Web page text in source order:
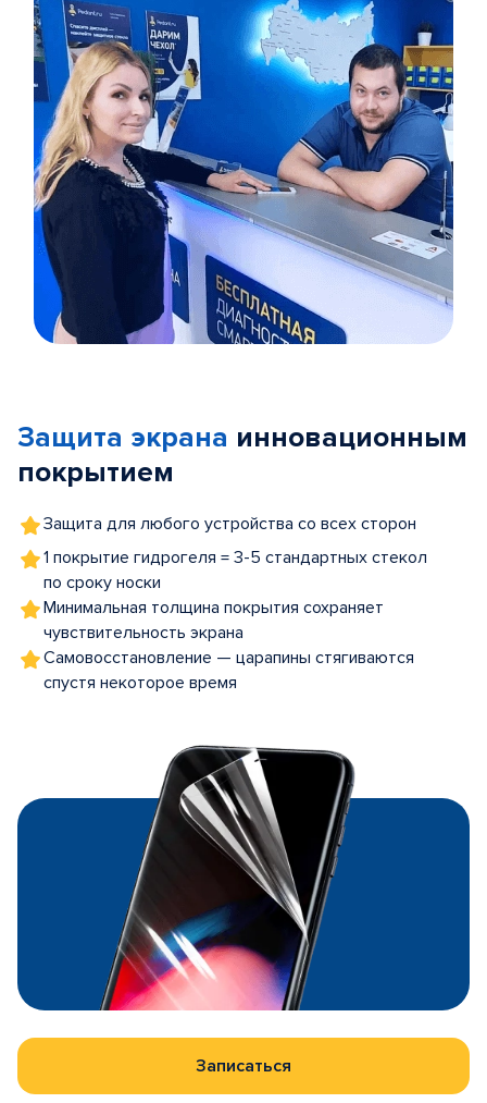
5
Защита экрана инновационным
покрытием
Защита для любого устройства со всех сторон
1 покрытие гидрогеля = 3-5 стандартных стекол
по сроку носки
Минимальная толщина покрытия сохраняет
чувствительность экрана
Самовосстановление — царапины стягиваются
спустя некоторое время
Записаться